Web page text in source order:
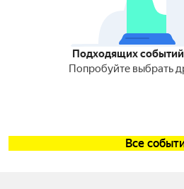
Подходящих
Попробуйте выбрать
Все